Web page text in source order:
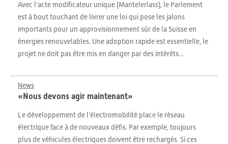
Avec l’acte modificateur unique (Mantelerlass), le Parlement
est à bout touchant de livrer une loi qui pose les jalons
importants pour un approvisionnement sûr de la Suisse en
énergies renouvelables. Une adoption rapide est essentielle, le
projet ne doit pas être mis en danger par des intérêts...
News
«Nous devons agir maintenant»
Le développement de l’électromobilité place le réseau
électrique face à de nouveaux défis. Par exemple, toujours
plus de véhicules électriques doivent être rechargés. Si ces